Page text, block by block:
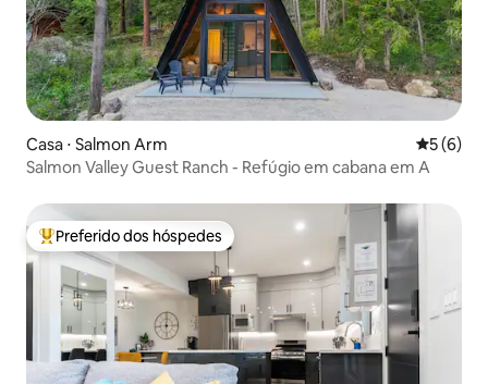
Casa ⋅ Salmon Arm 5 de
5 (6)
Salmon Valley Guest Ranch - Refúgio em cabana em A
Entre os melhores preferidos dos hóspedes
Preferido dos hóspedes